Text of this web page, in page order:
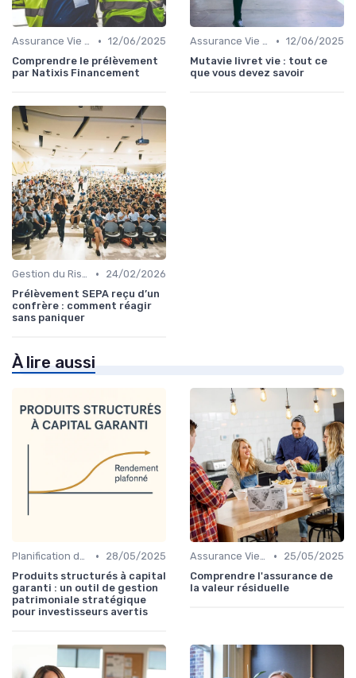
Assurance Vie et Épargne • 12/06/2025
Comprendre le prélèvement
par Natixis Financement
Assurance Vie et Épargne • 12/06/2025
Mutavie livret vie : tout ce
que vous devez savoir
Gestion du Risque Financier •
24/02/2026
Prélèvement SEPA reçu d’un
confrère : comment réagir
sans paniquer
À lire aussi
Planification de la Retraite •
28/05/2025
Produits structurés à capital
garanti : un outil de gestion
patrimoniale stratégique
pour investisseurs avertis
Assurance Vie et Épargne •
25/05/2025
Comprendre l'assurance de
la valeur résiduelle